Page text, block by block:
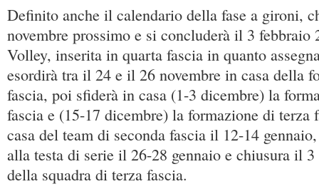
Definito anche il calendario della fase a gironi,
novembre prossimo e si concluderà il 3 febbraio
Volley, inserita in quarta fascia in quanto
esordirà tra il 24 e il 26 novembre in casa della
fascia, poi sfiderà in casa (1-3 dicembre) la
fascia e (15-17 dicembre) la formazione di terza
casa del team di seconda fascia il 12-14
alla testa di serie il 26-28 gennaio e chiusura il
della squadra di terza fascia.